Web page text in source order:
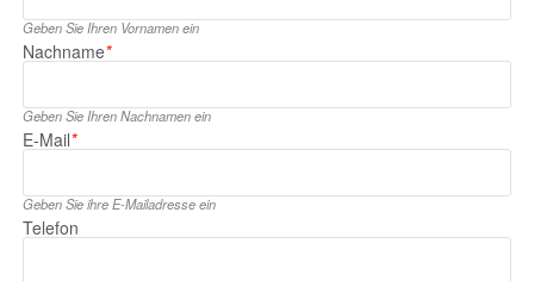
Geben Sie Ihren Vornamen ein
Nachname*
Geben Sie Ihren Nachnamen ein
E‑Mail*
Geben Sie ihre E‑Mailadresse ein
Telefon